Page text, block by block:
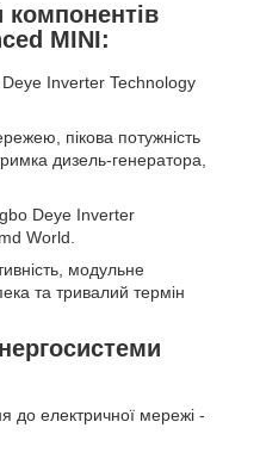
MINI:
Deye Inverter Technology
пікова потужність
дизель-генератора,
Deye Inverter
World.
модульне
та тривалий термін
до електричної мережі -